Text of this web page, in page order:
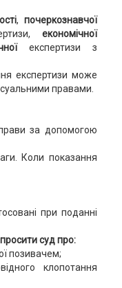
,почеркознавчої
економічної
експертизи з
експертизи може
правами.
за допомогою
Коли показання
при поданні
суд про:
позивачем;
клопотання